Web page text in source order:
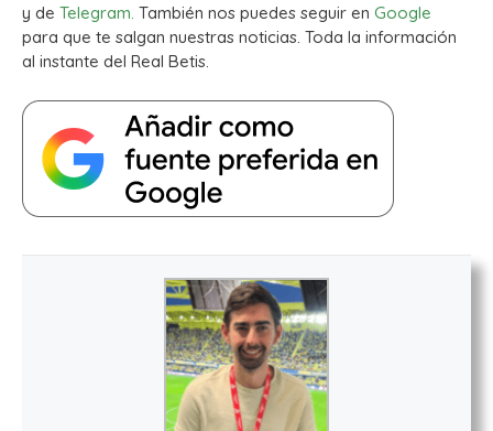
y de Telegram. También nos puedes seguir en Google
para que te salgan nuestras noticias. Toda la información
al instante del Real Betis.